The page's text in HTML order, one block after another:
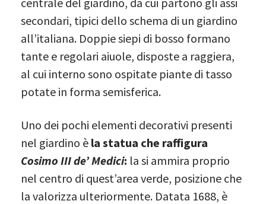
secondari, tipici dello schema di un giardino
all’italiana. Doppie siepi di bosso formano
tante e regolari aiuole, disposte a raggiera,
al cui interno sono ospitate piante di tasso
potate in forma semisferica.
Uno dei pochi elementi decorativi presenti
nel giardino è la statua che raffigura
Cosimo III de’ Medici: la si ammira proprio
nel centro di quest’area verde, posizione che
la valorizza ulteriormente. Datata 1688, è